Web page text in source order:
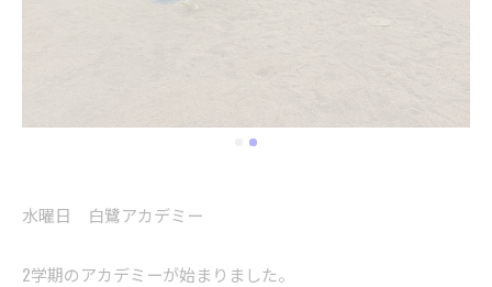
水曜日 白鷺アカデミー
2学期のアカデミーが始まりました。